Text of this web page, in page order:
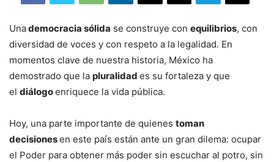
Unademocracia sólida se construye con equilibrios, con
diversidad de voces y con respeto a la legalidad. En
momentos clave de nuestra historia, México ha
demostrado que la pluralidad es su fortaleza y que
el diálogoenriquece la vida pública.
Hoy, una parte importante de quienes toman
decisionesen este país están ante un gran dilema: ocupar
el Poder para obtener más poder sin escuchar al potro, sin